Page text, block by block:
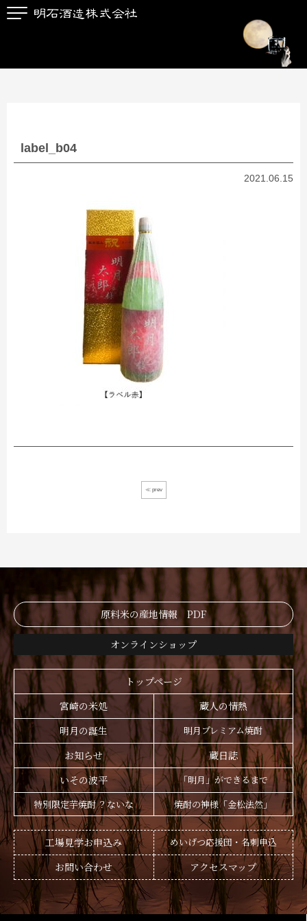
label_b04
2021.06.15
≪ prev
原料米の産地情報 PDF
オンラインショップ
トップページ
宮崎の米処
蔵人の情熱
明月の誕生
明月プレミアム焼酎
お知らせ
蔵日誌
いその波平
「明月」ができるまで
特別限定芋焼酎 ？ないな
焼酎の神様「金松法然」
工場見学お申込み めいげつ応援団・名刺申込
お問い合わせ アクセスマップ